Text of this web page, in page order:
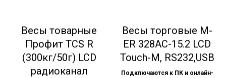
Весы товарные
Профит TCS R
(300кг/50г) LCD
радиоканал
Весы торговые M-
ER 328AC-15.2 LCD
Touch-M, RS232,USB
Подключаются к ПК и онлайн-